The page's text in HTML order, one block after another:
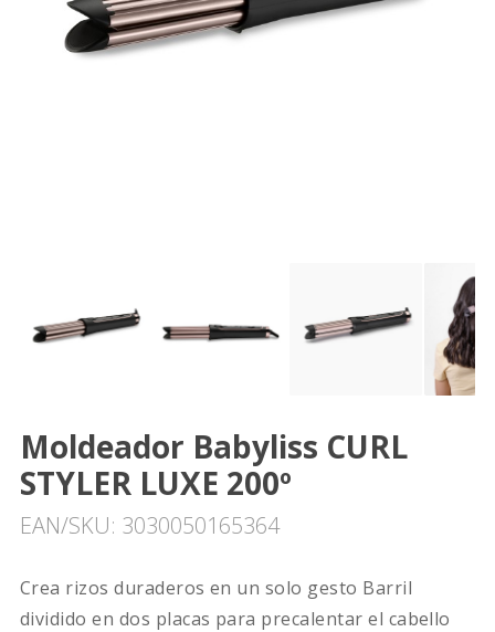
Moldeador Babyliss CURL
STYLER LUXE 200º
EAN/SKU: 3030050165364
Crea rizos duraderos en un solo gesto Barril
dividido en dos placas para precalentar el cabello